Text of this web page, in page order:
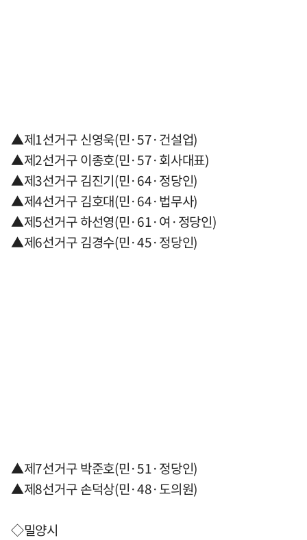
▲제1선거구 신영욱(민·57·건설업)
▲제2선거구 이종호(민·57·회사대표)
▲제3선거구 김진기(민·64·정당인)
▲제4선거구 김호대(민·64·법무사)
▲제5선거구 하선영(민·61·여·정당인)
▲제6선거구 김경수(민·45·정당인)
▲제7선거구 박준호(민·51·정당인)
▲제8선거구 손덕상(민·48·도의원)
◇밀양시